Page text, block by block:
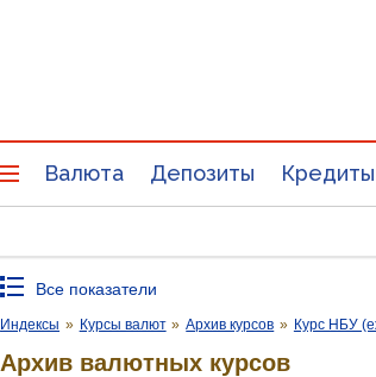
Валюта Депозиты Кредиты
Все показатели
Индексы » Курсы валют » Архив курсов » Курс НБУ
Архив валютных курсов